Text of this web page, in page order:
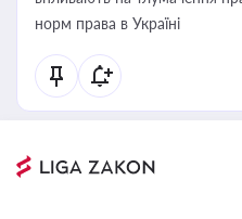
норм права в Україні